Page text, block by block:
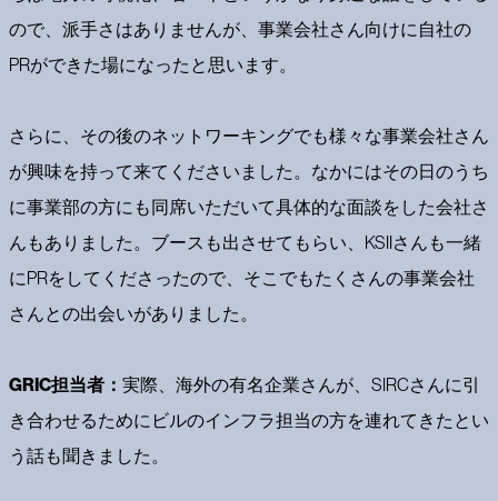
ので、派手さはありませんが、事業会社さん向けに自社の
PRができた場になったと思います。
さらに、その後のネットワーキングでも様々な事業会社さん
が興味を持って来てくださいました。なかにはその日のうち
に事業部の方にも同席いただいて具体的な面談をした会社さ
んもありました。ブースも出させてもらい、KSIIさんも一緒
にPRをしてくださったので、そこでもたくさんの事業会社
さんとの出会いがありました。
GRIC担当者： 実際、海外の有名企業さんが、SIRCさんに引
き合わせるためにビルのインフラ担当の方を連れてきたとい
う話も聞きました。